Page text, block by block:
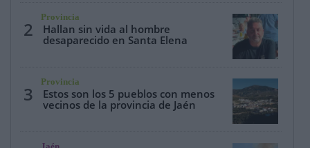
2
Provincia
Hallan sin vida al hombre
desaparecido en Santa Elena
3
Provincia
Estos son los 5 pueblos con menos
vecinos de la provincia de Jaén